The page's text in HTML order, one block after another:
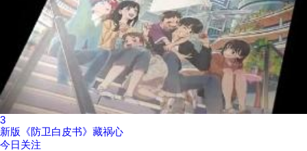
3
新版《防卫白皮书》藏祸心
今日关注